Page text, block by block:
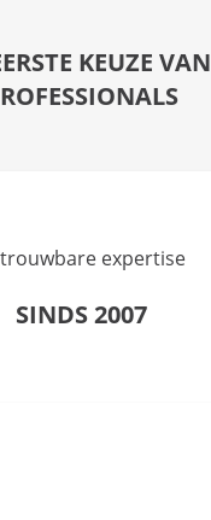
KEUZE VAN
expertise
SINDS 2007